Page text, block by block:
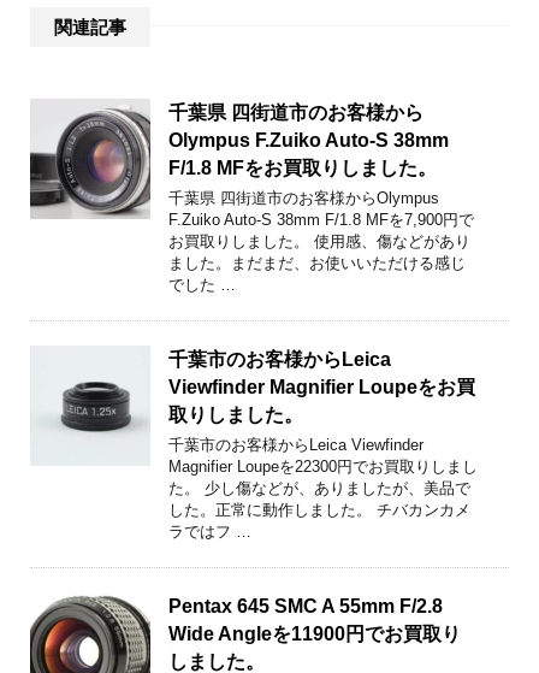
関連記事
千葉県 四街道市のお客様から
Olympus F.Zuiko Auto-S 38mm
F/1.8 MFをお買取りしました。
千葉県 四街道市のお客様からOlympus
F.Zuiko Auto-S 38mm F/1.8 MFを7,900円で
お買取りしました。 使用感、傷などがあり
ました。まだまだ、お使いいただける感じ
でした …
千葉市のお客様からLeica
Viewfinder Magnifier Loupeをお買
取りしました。
千葉市のお客様からLeica Viewfinder
Magnifier Loupeを22300円でお買取りしまし
た。 少し傷などが、ありましたが、美品で
した。正常に動作しました。 チバカンカメ
ラではフ …
Pentax 645 SMC A 55mm F/2.8
Wide Angleを11900円でお買取り
しました。